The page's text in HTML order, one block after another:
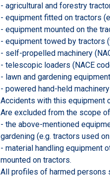
- agricultural and forestry
- equipment fitted on tractors
- equipment mounted on the
- equipment towed by tractors
- self-propelled machinery
- telescopic loaders (NACE
- lawn and gardening
- powered hand-held
Accidents with this equipment
Are excluded from the scope
- the above-mentioned
gardening (e.g. tractors used
- material handling equipment
mounted on tractors.
All profiles of harmed persons